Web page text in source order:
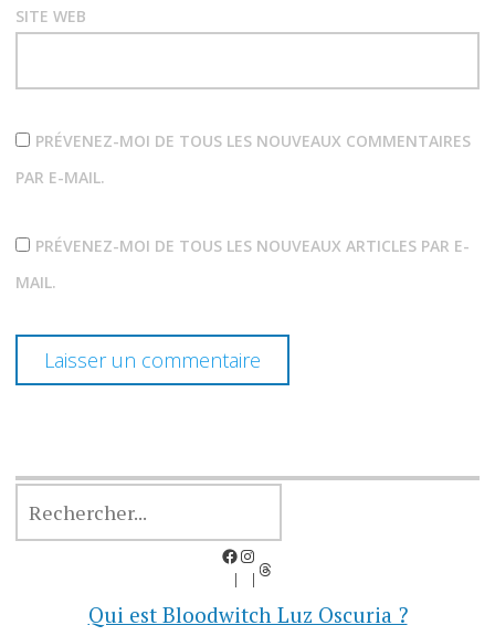
SITE WEB
PRÉVENEZ-MOI DE TOUS LES NOUVEAUX COMMENTAIRES
PAR E-MAIL.
PRÉVENEZ-MOI DE TOUS LES NOUVEAUX ARTICLES PAR E-
MAIL.
Facebook
Instagram
Threads
Qui est Bloodwitch Luz Oscuria ?